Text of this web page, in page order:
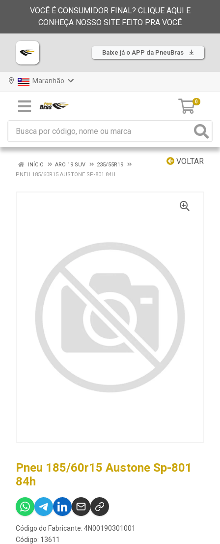
VOCÊ É CONSUMIDOR FINAL? CLIQUE AQUI E
CONHEÇA NOSSO SITE FEITO PRA VOCÊ
Baixe já o APP da PneuBras
Maranhão
0
VOLTAR
INÍCIO ARO 19 SUV
235/55R19
PNEU 185/60R15 AUSTONE SP-801 84H
Pneu 185/60r15 Austone Sp-801
84h
Código do Fabricante: 4N00190301001
Código: 13611